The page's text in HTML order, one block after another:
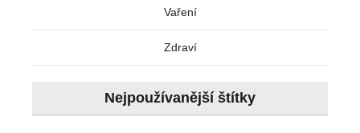
Vaření
Zdraví
Nejpoužívanější štítky